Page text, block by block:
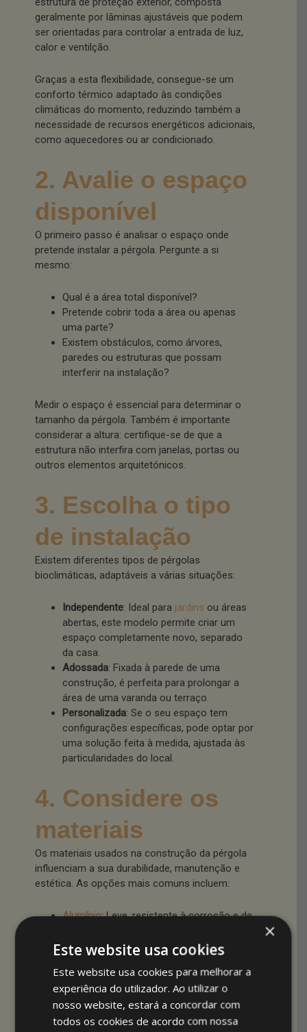
geralmente por lâminas ajustáveis que podem
ser orientadas para controlar a entrada de luz,
calor e ventilção.
Graças a esta flexibilidade, consegue-se um
conforto térmico adaptado às condições
climáticas do momento, reduzindo também a
necessidade de recursos energéticos adicionais,
como aquecedores ou ar condicionado.
2. Avalie o espaço
disponível
O primeiro passo é analisar o espaço onde
pretende instalar a pérgola. Pergunte a si
mesmo:
Qual é a área total disponível?
Pretende cobrir toda a área ou apenas
uma parte?
Existem obstáculos, como árvores,
paredes ou estruturas que possam
interferir na instalação?
Medir o espaço é essencial para determinar o
tamanho da pérgola. Também é importante
considerar a altura: certifique-se de que a
estrutura não interfira com janelas, portas ou
outros elementos arquitetónicos.
3. Escolha o tipo
de instalação
Existem diferentes tipos de pérgolas
bioclimáticas, adaptáveis a várias situações:
Independente: Ideal para jardins ou áreas
abertas, este modelo permite criar um
espaço completamente novo, separado
da casa.
Adossada: Fixada à parede de uma
construção, é perfeita para prolongar a
área de uma varanda ou terraço.
Personalizada: Se o seu espaço tem
configurações específicas, pode optar por
uma solução feita à medida, ajustada às
particularidades do local.
4. Considere os
materiais
Os materiais usados na construção da pérgola
influenciam a sua durabilidade, manutenção e
estética. As opções mais comuns incluem:
Alumínio: Leve, resistente à corrosão e de
mais populares.
acolhedor, mas requer manutenção
regular para resistir às intempéries.
Ferro: Embora mais pesado, oferece
robustez e um visual clássico. No entanto,
×
Este website usa cookies
Este website usa cookies para melhorar a
experiência do utilizador. Ao utilizar o
nosso website, estará a concordar com
todos os cookies de acordo com nossa